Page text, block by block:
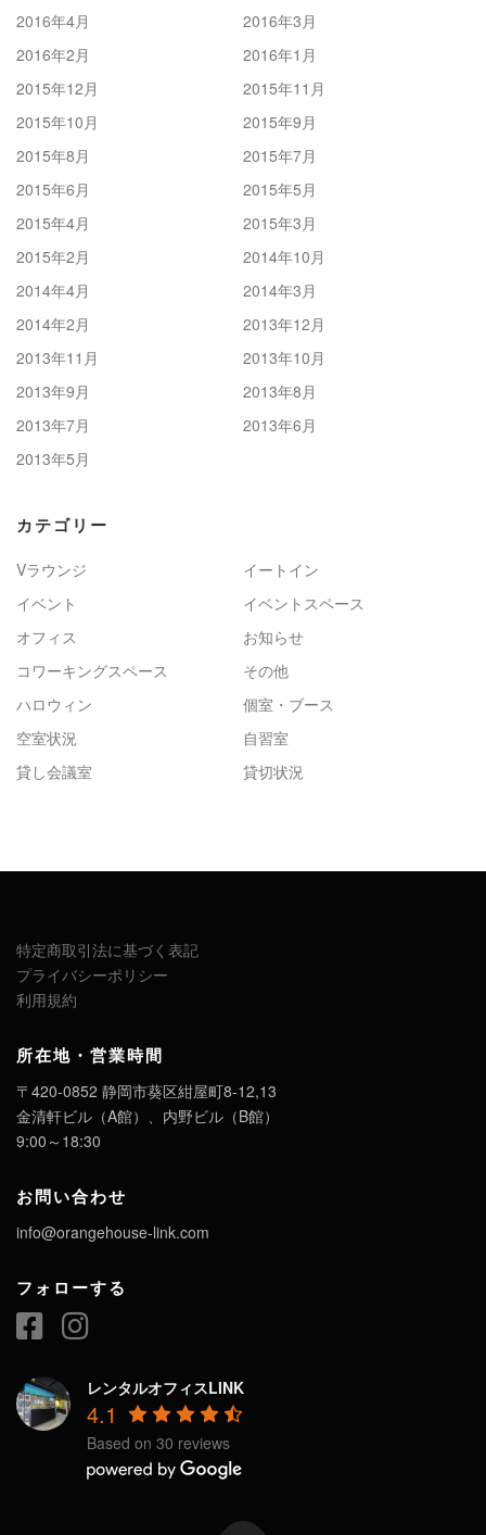
2016年4月
2016年3月
2016年2月
2016年1月
2015年12月
2015年11月
2015年10月
2015年9月
2015年8月
2015年7月
2015年6月
2015年5月
2015年4月
2015年3月
2015年2月
2014年10月
2014年4月
2014年3月
2014年2月
2013年12月
2013年11月
2013年10月
2013年9月
2013年8月
2013年7月
2013年6月
2013年5月
カテゴリー
Vラウンジ
イートイン
イベント
イベントスペース
オフィス
お知らせ
コワーキングスペース
その他
ハロウィン
個室・ブース
空室状況
自習室
貸し会議室
貸切状況
特定商取引法に基づく表記
プライバシーポリシー
利用規約
所在地・営業時間
〒420-0852 静岡市葵区紺屋町8-12,13
金清軒ビル（A館）、内野ビル（B館）
9:00～18:30
お問い合わせ
info@orangehouse-link.com
フォローする
レンタルオフィスLINK
4.1
Based on 30 reviews